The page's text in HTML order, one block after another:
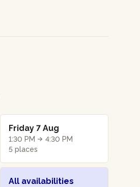
Friday 7 Aug
1:30 PM
4:30 PM
5 places
All availabilities